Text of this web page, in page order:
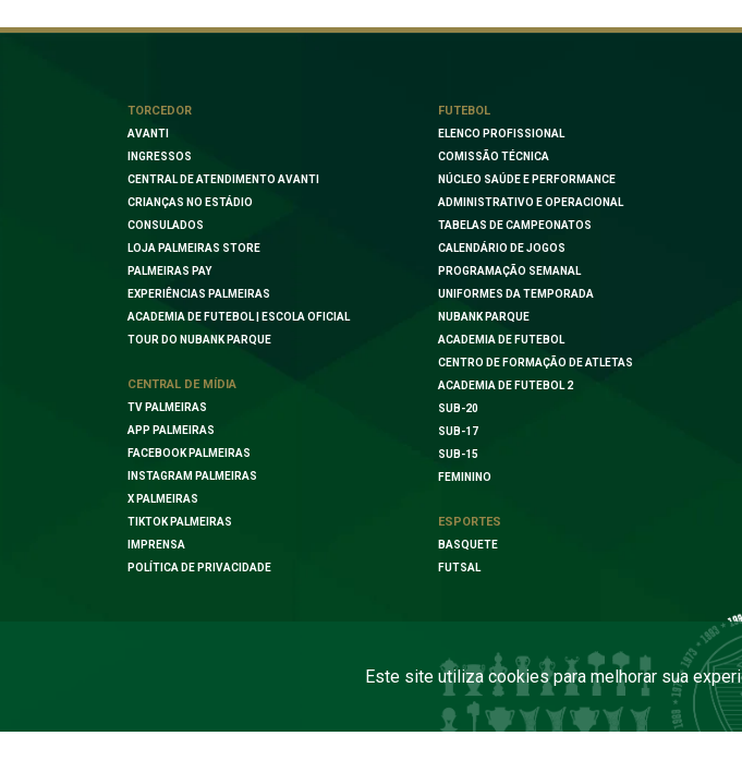
TORCEDOR
AVANTI
INGRESSOS
CENTRAL DE ATENDIMENTO AVANTI
CRIANÇAS NO ESTÁDIO
CONSULADOS
LOJA PALMEIRAS STORE
PALMEIRAS PAY
EXPERIÊNCIAS PALMEIRAS
ACADEMIA DE FUTEBOL | ESCOLA OFICIAL
TOUR DO NUBANK PARQUE
CENTRAL DE MÍDIA
TV PALMEIRAS
APP PALMEIRAS
FACEBOOK PALMEIRAS
INSTAGRAM PALMEIRAS
X PALMEIRAS
TIKTOK PALMEIRAS
IMPRENSA
POLÍTICA DE PRIVACIDADE
FUTEBOL
ELENCO PROFISSIONAL
COMISSÃO TÉCNICA
NÚCLEO SAÚDE E PERFORMANCE
ADMINISTRATIVO E OPERACIONAL
TABELAS DE CAMPEONATOS
CALENDÁRIO DE JOGOS
PROGRAMAÇÃO SEMANAL
UNIFORMES DA TEMPORADA
NUBANK PARQUE
ACADEMIA DE FUTEBOL
CENTRO DE FORMAÇÃO DE ATLETAS
ACADEMIA DE FUTEBOL 2
SUB-20
SUB-17
SUB-15
FEMININO
ESPORTES
BASQUETE
FUTSAL
Este site utiliza cookies para melhorar sua